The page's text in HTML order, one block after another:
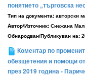
понятието „търговска
Тип на документа: авторски
Aвтор/Източник: Снежана
Обнародван/Публикуван на:
Коментар по
обезщетения и помощи
през 2019 година -